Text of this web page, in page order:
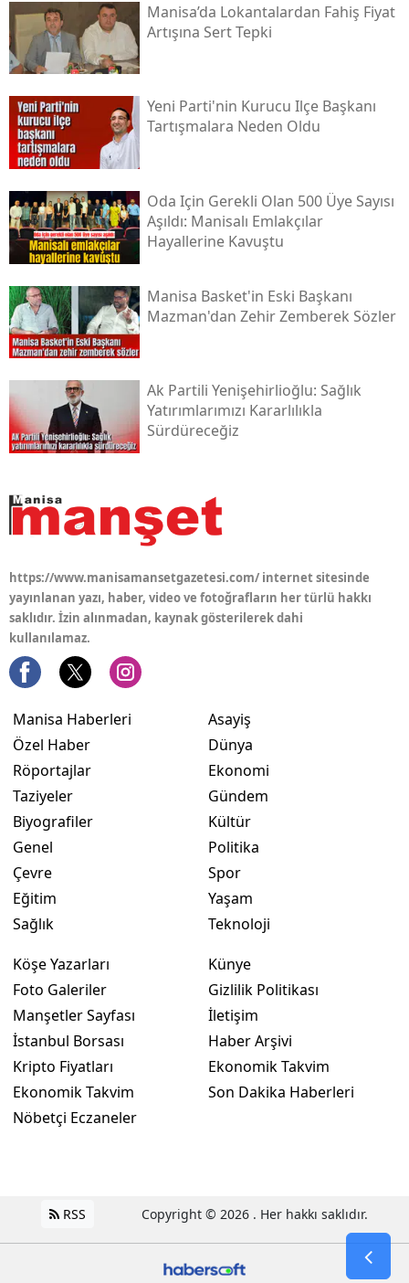
Manisa’da Lokantalardan Fahiş Fiyat
Artışına Sert Tepki
Yeni Parti'nin Kurucu Ilçe Başkanı
Tartışmalara Neden Oldu
Oda Için Gerekli Olan 500 Üye Sayısı
Aşıldı: Manisalı Emlakçılar
Hayallerine Kavuştu
Manisa Basket'in Eski Başkanı
Mazman'dan Zehir Zemberek Sözler
Ak Partili Yenişehirlioğlu: Sağlık
Yatırımlarımızı Kararlılıkla
Sürdüreceğiz
https://www.manisamansetgazetesi.com/ internet sitesinde
yayınlanan yazı, haber, video ve fotoğrafların her türlü hakkı
saklıdır. İzin alınmadan, kaynak gösterilerek dahi
kullanılamaz.
Manisa Haberleri
Özel Haber
Röportajlar
Taziyeler
Biyografiler
Genel
Çevre
Eğitim
Sağlık
Asayiş
Dünya
Ekonomi
Gündem
Kültür
Politika
Spor
Yaşam
Teknoloji
Köşe Yazarları
Foto Galeriler
Manşetler Sayfası
İstanbul Borsası
Kripto Fiyatları
Ekonomik Takvim
Nöbetçi Eczaneler
Künye
Gizlilik Politikası
İletişim
Haber Arşivi
Ekonomik Takvim
Son Dakika Haberleri
RSS Copyright © 2026 . Her hakkı saklıdır.